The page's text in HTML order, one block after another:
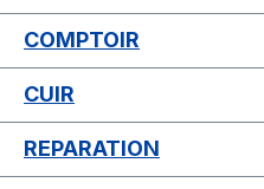
COMPTOIR
CUIR
REPARATION